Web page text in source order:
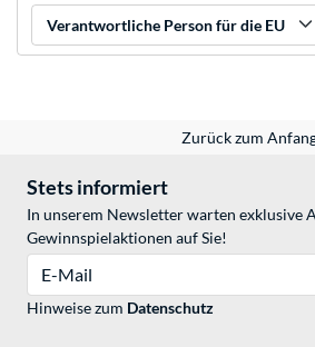
Verantwortliche Person für die EU
Zurück zum
Stets informiert
In unserem Newsletter warten exklusive
Gewinnspielaktionen auf Sie!
Hinweise zum Datenschutz